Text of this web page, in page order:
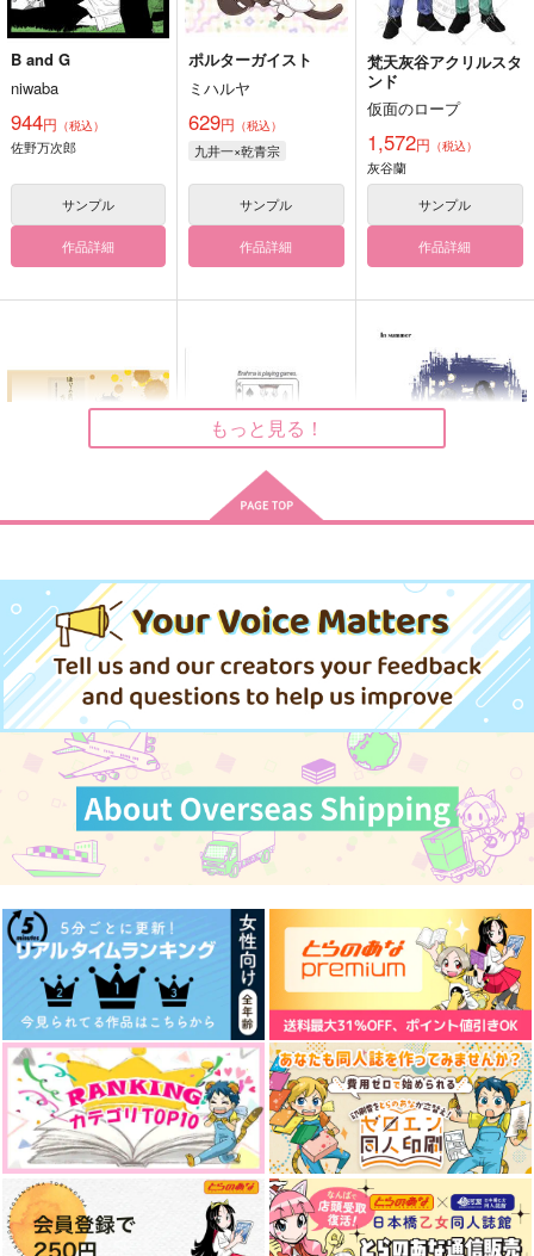
B and G
niwaba
944円 （税込）
佐野万次郎
サンプル
作品詳細
ポルターガイスト
ミハルヤ
629円 （税込）
九井一×乾青宗
サンプル
作品詳細
梵天灰谷アクリルスタ
ンド
仮面のロープ
1,572円 （税込）
灰谷蘭
サンプル
作品詳細
一息
629円（税込）
11代目BD
サンプル
作品詳細
ames.
お茶丸
629
梵天
サンプル
niwaba
1,100円 （税込）
場地圭介×松野千冬
サンプル
つまびく
本気
787円（税込）
龍宮寺堅×三ツ谷隆
サンプル
作品詳細
Reve with Ink
ヘベレケシティ
1,100円 （税込）
×花垣武道
サンプル
作品詳細
竜蘭次回予告
Nicca
858 円（税込）
灰谷竜胆×灰谷蘭
サンプル
作品詳細
もっと見る！